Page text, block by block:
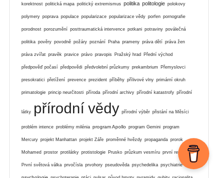
korektnost politická mapa politický extremismus politika politologie polokovy
polymery poprava populace popularizace popularizace vědy porfen pornografie
porodnost porozumění posttraumatická intervence potkani potraviny poválečná
politika pověry povodně požáry poznání Praha prameny práva dětí práva žen
práva zvířat pravěk pravice právo pravopis Pražský hrad Přední východ
předpověď počasí předpovědi předvolební průzkumy prekambrium Přemyslovci
presokratici přetížení prevence prezident příběhy přílivové vlny primární okruh
primatologie princip neurčitosti příroda přírodní archivy přírodní katastrofy přírodní
látky přírodní vědy přírodní výběr přistání na Měsíci
problém intence problémy milénia program Apollo program Gemini program
Mercury projekt Manhattan projekt Záře proměnné hvězdy propaganda prorok
Mohamed prostor protilátky protistologie Prusko průzkum vesmíru první republika
První světová válka prvočísla prvohory pseudověda psychedelika psychiatrie